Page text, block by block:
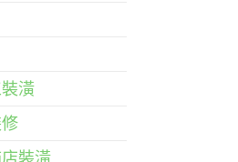
潢
裝潢